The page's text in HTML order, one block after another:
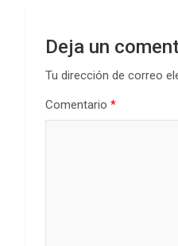
Deja un
Tu dirección de correo
Comentario *